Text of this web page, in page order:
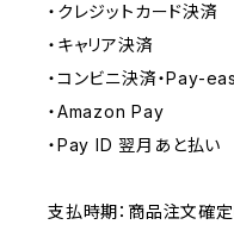
・クレジットカード決済
・キャリア決済
・コンビニ決済・Pay-
・Amazon Pay
・Pay ID 翌月あと払い
支払時期：商品注文確